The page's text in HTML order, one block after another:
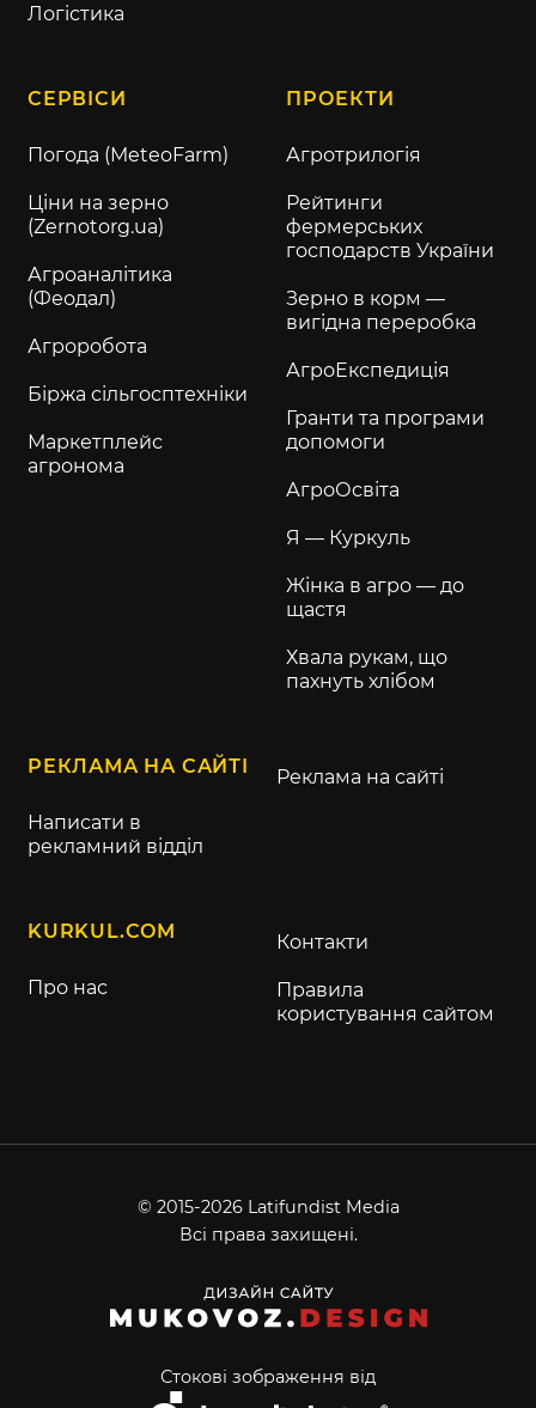
Логістика
СЕРВІСИ
Погода (MeteoFarm)
Ціни на зерно
(Zernotorg.ua)
Агроаналітика
(Феодал)
Агроробота
Біржа сільгосптехніки
Маркетплейс
агронома
ПРОЕКТИ
Агротрилогія
Рейтинги
фермерських
господарств України
Зерно в корм —
вигідна переробка
АгроЕкспедиція
Гранти та програми
допомоги
АгроОсвіта
Я — Куркуль
Жінка в агро — до
щастя
Хвала рукам, що
пахнуть хлібом
РЕКЛАМА НА САЙТІ
Написати в
рекламний відділ
Реклама на сайті
KURKUL.COM
Про нас
Контакти
Правила
користування сайтом
© 2015-2026 Latifundist Media
Всі права захищені.
Стокові зображення від